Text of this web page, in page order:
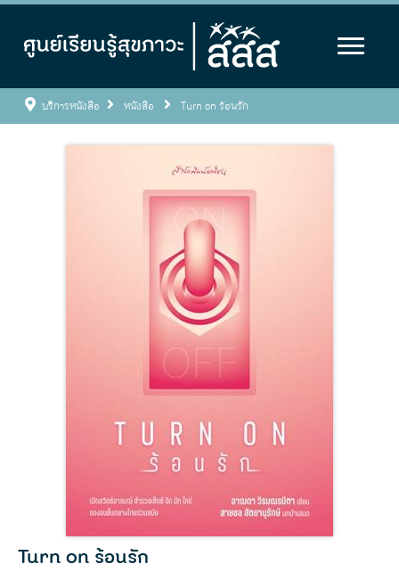
บริการหนังสือ หนังสือ Turn on ร้อนรัก
Turn on ร้อนรัก